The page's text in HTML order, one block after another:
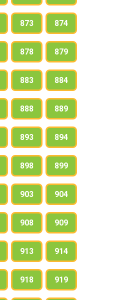
873 874
878 879
883 884
888 889
893 894
898 899
903 904
908 909
913 914
918 919